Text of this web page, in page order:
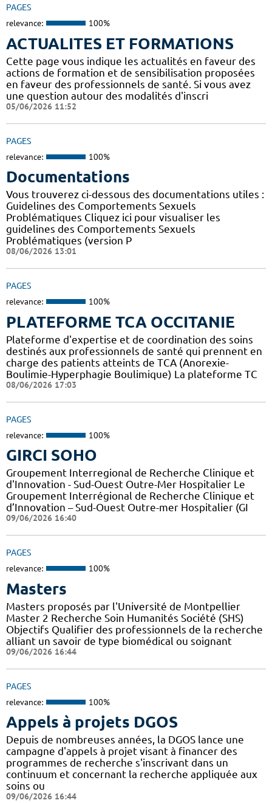
PAGES
relevance: 100%
ACTUALITES ET FORMATIONS
Cette page vous indique les actualités en faveur des
actions de formation et de sensibilisation proposées
en faveur des professionnels de santé. Si vous avez
une question autour des modalités d'inscri
05/06/2026 11:52
PAGES
relevance: 100%
Documentations
Vous trouverez ci-dessous des documentations utiles :
Guidelines des Comportements Sexuels
Problématiques Cliquez ici pour visualiser les
guidelines des Comportements Sexuels
Problématiques (version P
08/06/2026 13:01
PAGES
relevance: 100%
PLATEFORME TCA OCCITANIE
Plateforme d'expertise et de coordination des soins
destinés aux professionnels de santé qui prennent en
charge des patients atteints de TCA (Anorexie-
Boulimie-Hyperphagie Boulimique) La plateforme TC
08/06/2026 17:03
PAGES
relevance: 100%
GIRCI SOHO
Groupement Interregional de Recherche Clinique et
d'Innovation - Sud-Ouest Outre-Mer Hospitalier Le
Groupement Interrégional de Recherche Clinique et
d’Innovation – Sud-Ouest Outre-mer Hospitalier (GI
09/06/2026 16:40
PAGES
relevance: 100%
Masters
Masters proposés par l'Université de Montpellier
Master 2 Recherche Soin Humanités Société (SHS)
Objectifs Qualifier des professionnels de la recherche
alliant un savoir de type biomédical ou soignant
09/06/2026 16:44
PAGES
relevance: 100%
Appels à projets DGOS
Depuis de nombreuses années, la DGOS lance une
campagne d'appels à projet visant à financer des
programmes de recherche s'inscrivant dans un
continuum et concernant la recherche appliquée aux
soins ou
09/06/2026 16:44